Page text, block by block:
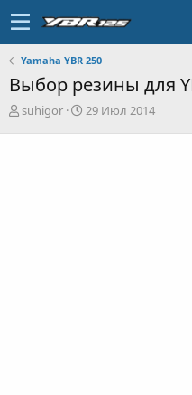
Yamaha YBR 250
Выбор резины для
А
suhigor
Д
29 Июл 2014